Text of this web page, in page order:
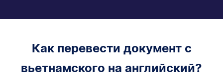
Как перевести документ с
вьетнамского на английский?